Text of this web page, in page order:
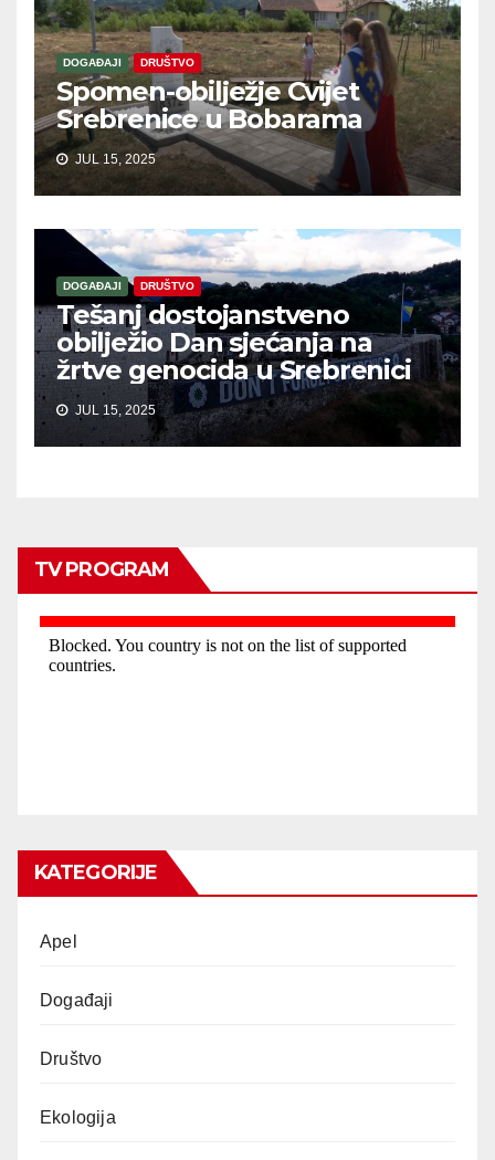
DOGAĐAJI DRUŠTVO
Spomen-obilježje Cvijet
Srebrenice u Bobarama
JUL 15, 2025
DOGAĐAJI DRUŠTVO
Tešanj dostojanstveno
obilježio Dan sjećanja na
žrtve genocida u Srebrenici
JUL 15, 2025
TV PROGRAM
KATEGORIJE
Apel
Događaji
Društvo
Ekologija